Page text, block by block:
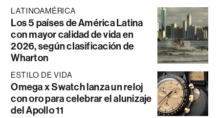
LATINOAMÉRICA
Los 5 países de América Latina
con mayor calidad de vida en
2026, según clasificación de
Wharton
ESTILO DE VIDA
Omega x Swatch lanza un reloj
con oro para celebrar el alunizaje
del Apollo 11